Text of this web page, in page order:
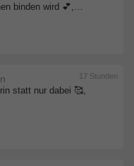
binden wird 💕,
statt nur dabei 🥰,
17 Stunden